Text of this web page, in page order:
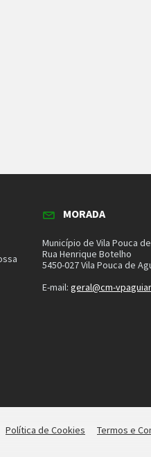
MORADA
Município de Vila Pouca
Rua Henrique Botelho
5450-027 Vila Pouca de
E-mail:geral@cm-
Política de Cookies Termos e